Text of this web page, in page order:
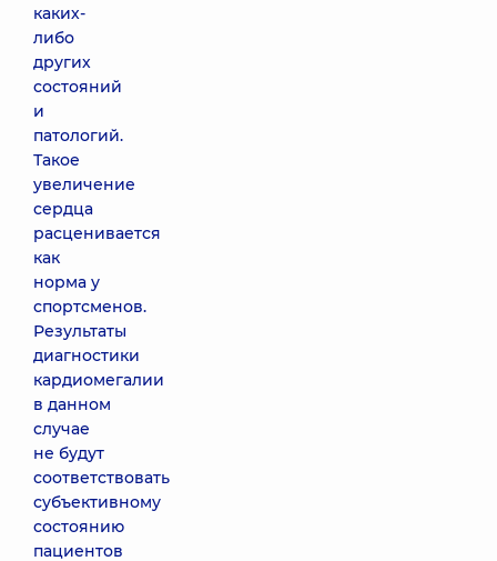
каких-
либо
других
состояний
и
патологий.
Такое
увеличение
сердца
расценивается
как
норма у
спортсменов.
Результаты
диагностики
кардиомегалии
в данном
случае
не будут
соответствовать
субъективному
состоянию
пациентов